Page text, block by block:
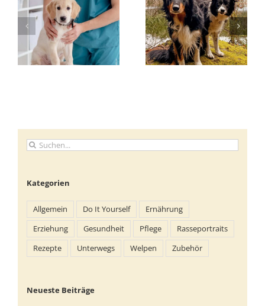
Suche
Kategorien
Allgemein Do It Yourself
Ernährung
Erziehung
Gesundheit Pflege
Rasseportraits
Rezepte
Unterwegs Welpen Zubehör
Neueste Beiträge